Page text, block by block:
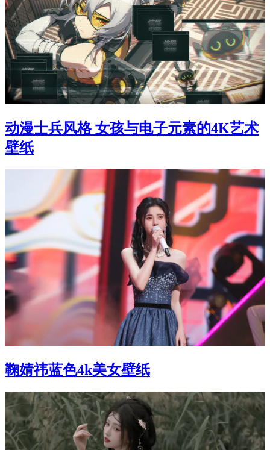
动漫士兵风格 女孩与电子元素的4K艺术
壁纸
鞠婧祎蓝色4k美女壁纸